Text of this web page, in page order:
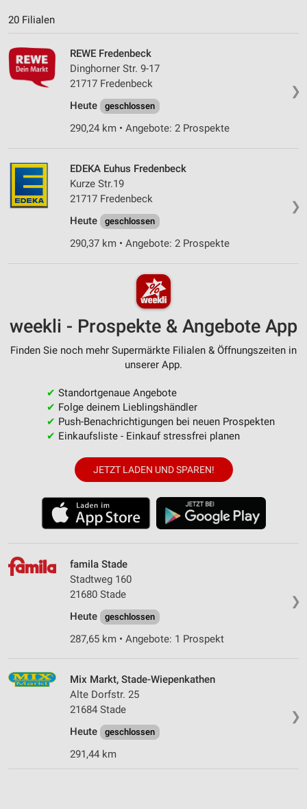
20 Filialen
❯
REWE Fredenbeck
Dinghorner Str. 9-17
21717 Fredenbeck
Heute
geschlossen
290,24 km • Angebote: 2 Prospekte
❯
EDEKA Euhus Fredenbeck
Kurze Str.19
21717 Fredenbeck
Heute
geschlossen
290,37 km • Angebote: 2 Prospekte
weekli - Prospekte & Angebote App
Finden Sie noch mehr Supermärkte Filialen & Öffnungszeiten in
unserer App.
✔ Standortgenaue Angebote
✔ Folge deinem Lieblingshändler
✔ Push-Benachrichtigungen bei neuen Prospekten
✔ Einkaufsliste - Einkauf stressfrei planen
JETZT LADEN UND SPAREN!
❯
famila Stade
Stadtweg 160
21680 Stade
Heute
geschlossen
287,65 km • Angebote: 1 Prospekt
❯
Mix Markt, Stade-Wiepenkathen
Alte Dorfstr. 25
21684 Stade
Heute
geschlossen
291,44 km